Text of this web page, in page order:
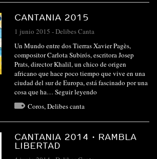
CANTANIA 2015
1 junio 2015 -Delibes Canta
Un Mundo entre dos Tierras Xavier Pagès,
compositor Carlota Subirós, escritora Josep
Prats, director Khalil, un chico de origen
africano que hace poco tiempo que vive en una
ciudad del sur de Europa, está fascinado por una
cosa que ha… Seguir leyendo
Coros, Delibes canta
CANTANIA 2014 · RAMBLA
LIBERTAD